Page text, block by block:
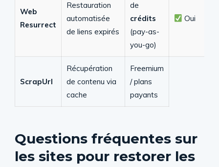
Web
Resurrect
Restauration
automatisée
de liens expirés
de
crédits
(pay-as-
you-go)
Oui
ScrapUrl
Récupération
de contenu via
cache
Freemium
/ plans
payants
Questions fréquentes sur
les sites pour restorer les